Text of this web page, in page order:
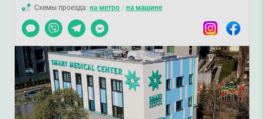
Схемы проезда: на метро / на машине
Чат
Viber TelegramMessenger InstagramFacebook